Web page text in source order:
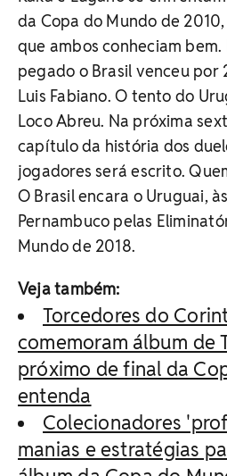
da Copa do Mundo de
que ambos conheciam
pegado o Brasil venceu por
Luis Fabiano. O tento do
Loco Abreu. Na próxima
capítulo da história dos
jogadores será escrito.
O Brasil encara o Uruguai,
Pernambuco pelas
Mundo de 2018.
Veja também:
Torcedores do
comemoram álbum de
próximo de final da
entenda
Colecionadores
manias e estratégias